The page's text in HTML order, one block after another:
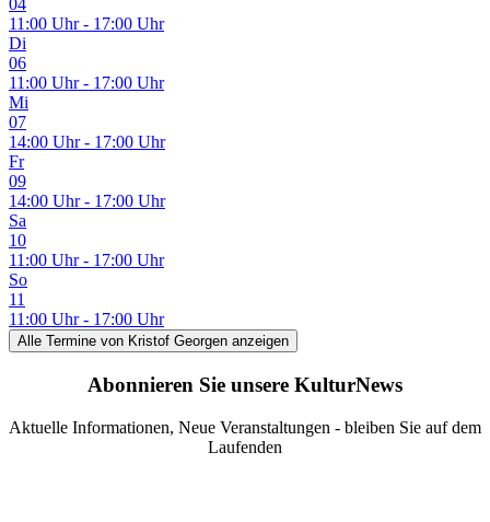
04
11:00 Uhr - 17:00 Uhr
Di
06
11:00 Uhr - 17:00 Uhr
Mi
07
14:00 Uhr - 17:00 Uhr
Fr
09
14:00 Uhr - 17:00 Uhr
Sa
10
11:00 Uhr - 17:00 Uhr
So
11
11:00 Uhr - 17:00 Uhr
Alle Termine von Kristof Georgen anzeigen
Abonnieren Sie unsere KulturNews
Aktuelle Informationen, Neue Veranstaltungen - bleiben Sie auf dem
Laufenden